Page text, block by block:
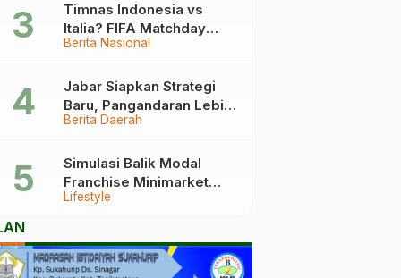
Berita Nasional
Timnas Indonesia vs
Italia? FIFA Matchday
2026 Jadi Laga Terbesar
Berita Daerah
Jabar Siapkan Strategi
Baru, Pangandaran Lebih
Mudah Dijangkau
Lifestyle
Simulasi Balik Modal
Franchise Minimarket
2026